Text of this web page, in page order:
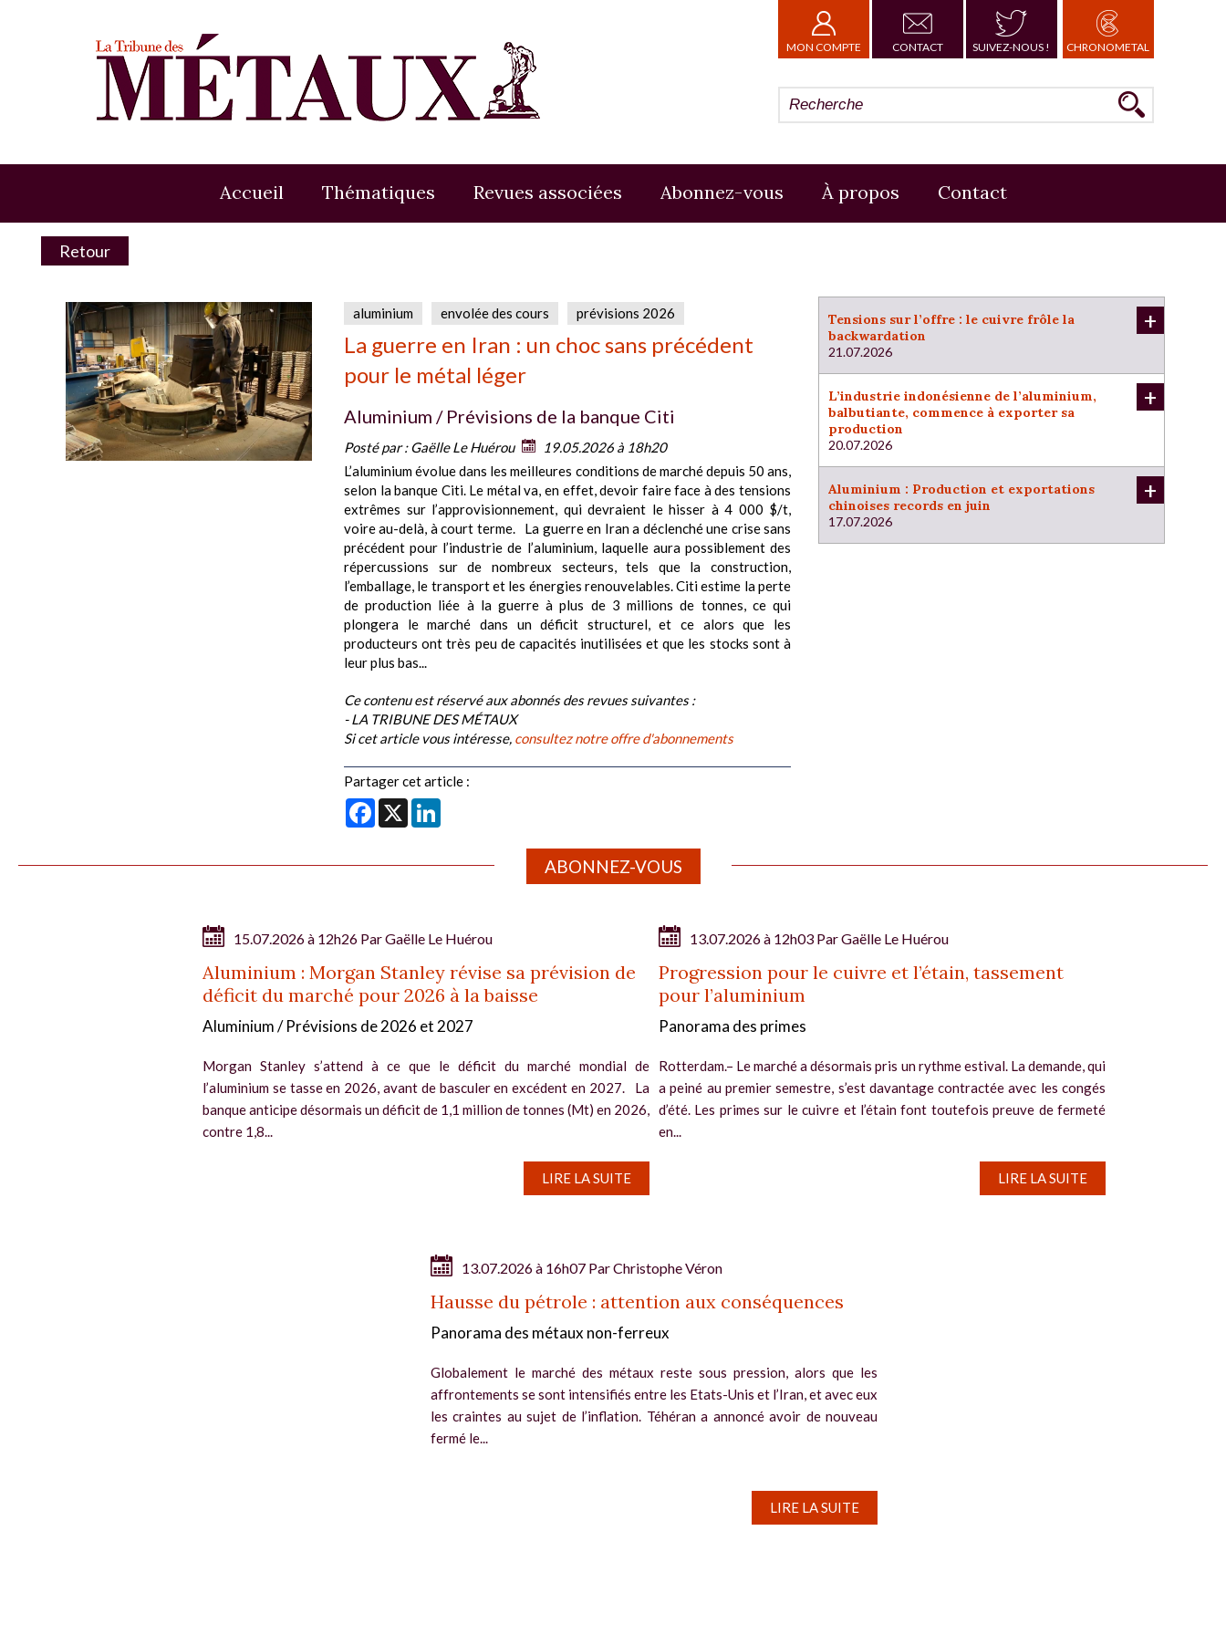
MON COMPTE CONTACT SUIVEZ-NOUS ! CHRONOMETAL
Accueil Thématiques Revues associées Abonnez-vous À propos Contact
Retour
aluminium envolée des cours prévisions 2026
La guerre en Iran : un choc sans précédent
pour le métal léger
Aluminium / Prévisions de la banque Citi
Posté par :Gaëlle Le Huérou
19.05.2026 à 18h20
L’aluminium évolue dans les meilleures conditions de marché depuis 50 ans,
selon la banque Citi. Le métal va, en effet, devoir faire face à des tensions
extrêmes sur l’approvisionnement, qui devraient le hisser à 4 000 $/t,
voire au-delà, à court terme. La guerre en Iran a déclenché une crise sans
précédent pour l’industrie de l’aluminium, laquelle aura possiblement des
répercussions sur de nombreux secteurs, tels que la construction,
l’emballage, le transport et les énergies renouvelables. Citi estime la perte
de production liée à la guerre à plus de 3 millions de tonnes, ce qui
plongera le marché dans un déficit structurel, et ce alors que les
producteurs ont très peu de capacités inutilisées et que les stocks sont à
leur plus bas...
Ce contenu est réservé aux abonnés des revues suivantes :
- LA TRIBUNE DES MÉTAUX
Si cet article vous intéresse, consultez notre offre d'abonnements
Partager cet article :
Facebook
X
Tensions sur l’offre : le cuivre frôle la
backwardation
21.07.2026
+
L’industrie indonésienne de l’aluminium,
balbutiante, commence à exporter sa
production
20.07.2026
+
Aluminium : Production et exportations
chinoises records en juin
17.07.2026
+
ABONNEZ-VOUS
15.07.2026 à 12h26 ParGaëlle Le Huérou
Aluminium : Morgan Stanley révise sa prévision de
déficit du marché pour 2026 à la baisse
Aluminium / Prévisions de 2026 et 2027
Morgan Stanley s’attend à ce que le déficit du marché mondial de
l’aluminium se tasse en 2026, avant de basculer en excédent en 2027. La
banque anticipe désormais un déficit de 1,1 million de tonnes (Mt) en 2026,
contre 1,8...
LIRE LA SUITE
13.07.2026 à 12h03 ParGaëlle Le Huérou
Progression pour le cuivre et l’étain, tassement
pour l’aluminium
Panorama des primes
Rotterdam.– Le marché a désormais pris un rythme estival. La demande, qui
a peiné au premier semestre, s’est davantage contractée avec les congés
d’été. Les primes sur le cuivre et l’étain font toutefois preuve de fermeté
en...
LIRE LA SUITE
13.07.2026 à 16h07 ParChristophe Véron
Hausse du pétrole : attention aux conséquences
Panorama des métaux non-ferreux
Globalement le marché des métaux reste sous pression, alors que les
affrontements se sont intensifiés entre les Etats-Unis et l’Iran, et avec eux
les craintes au sujet de l’inflation. Téhéran a annoncé avoir de nouveau
fermé le...
LIRE LA SUITE